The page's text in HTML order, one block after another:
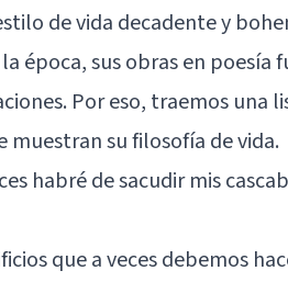
de vida decadente y
época, sus obras en poesía
Por eso, traemos una
muestran su filosofía de vida.
habré de sacudir mis
que a veces debemos